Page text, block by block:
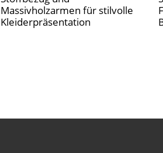
Massivholzarmen für stilvolle
Kleiderpräsentation